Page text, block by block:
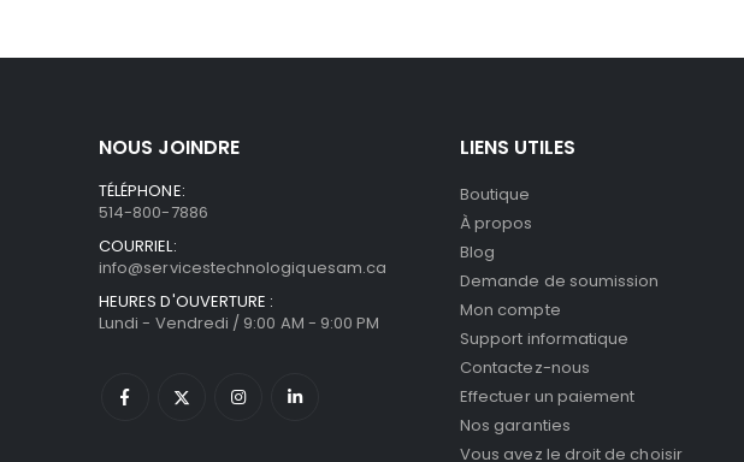
NOUS JOINDRE
TÉLÉPHONE:
514-800-7886
COURRIEL:
info@servicestechnologiquesam.ca
HEURES D'OUVERTURE :
Lundi - Vendredi / 9:00 AM - 9:00 PM
LIENS UTILES
Boutique
À propos
Blog
Demande de soumission
Mon compte
Support informatique
Contactez-nous
Effectuer un paiement
Nos garanties
Vous avez le droit de choisir